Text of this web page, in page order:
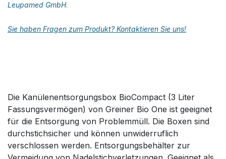
Leupamed GmbH.
Sie haben Fragen zum Produkt? Kontaktieren Sie uns!
Die Kanülenentsorgungsbox BioCompact (3 Liter
Fassungsvermögen) von Greiner Bio One ist geeignet
für die Entsorgung von Problemmüll. Die Boxen sind
durchstichsicher und können unwiderruflich
verschlossen werden. Entsorgungsbehälter zur